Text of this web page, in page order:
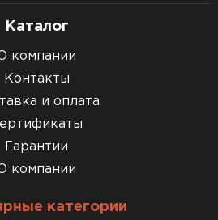
Каталог
компании
Контакты
и оплата
Гарантии
компании
категории